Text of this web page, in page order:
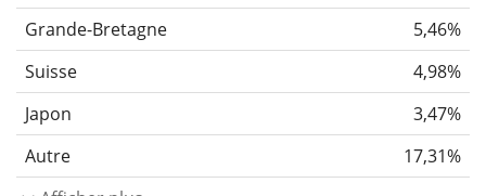
Grande-Bretagne
5,46%
Suisse
4,98%
Japon
3,47%
Autre
17,31%